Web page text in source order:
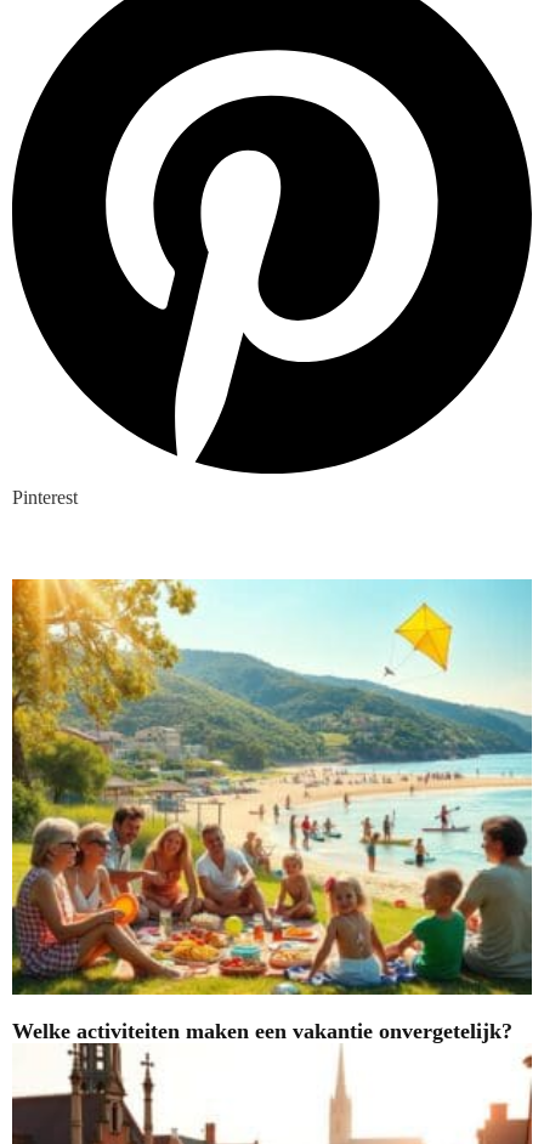
Pinterest
Welke activiteiten maken een vakantie onvergetelijk?